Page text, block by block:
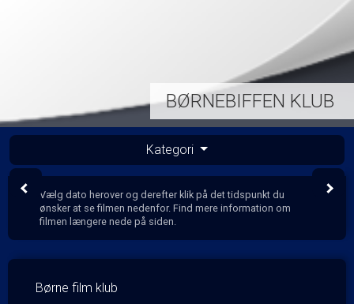
BØRNEBIFFEN KLUB
Kategori
Vælg dato herover og derefter klik på det tidspunkt du
ønsker at se filmen nedenfor. Find mere information om
filmen længere nede på siden.
Børne film klub